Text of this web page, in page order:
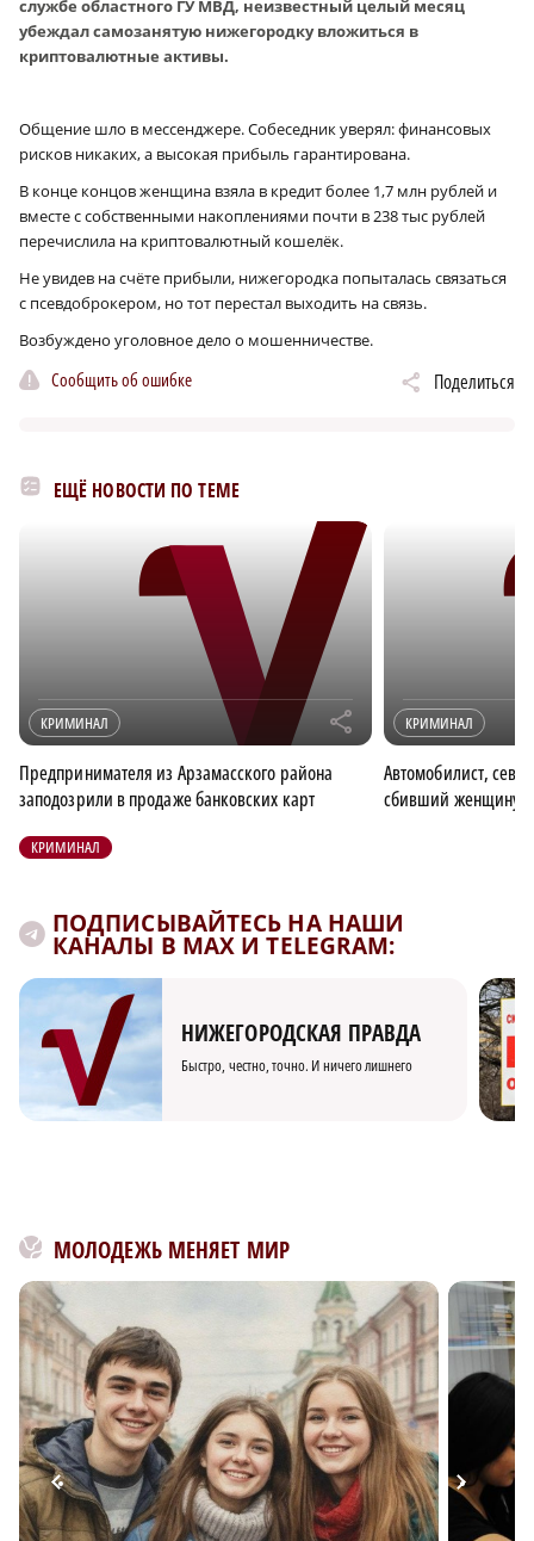
службе областного ГУ МВД, неизвестный целый месяц
убеждал самозанятую нижегородку вложиться в
криптовалютные активы.
Общение шло в мессенджере. Собеседник уверял: финансовых
рисков никаких, а высокая прибыль гарантирована.
В конце концов женщина взяла в кредит более 1,7 млн рублей и
вместе с собственными накоплениями почти в 238 тыс рублей
перечислила на криптовалютный кошелёк.
Не увидев на счёте прибыли, нижегородка попыталась связаться
с псевдоброкером, но тот перестал выходить на связь.
Возбуждено уголовное дело о мошенничестве.
Сообщить об ошибке Поделиться
ЕЩЁ НОВОСТИ ПО ТЕМЕ
КРИМИНАЛ r
Предпринимателя из Арзамасского района
заподозрили в продаже банковских карт
КРИМИНАЛ
Автомобилист,
сбивший женщину,
КРИМИНАЛ
ПОДПИСЫВАЙТЕСЬ НА НАШИ
КАНАЛЫ В MAX И TELEGRAM:
НИЖЕГОРОДСКАЯ ПРАВДА
Быстро, честно, точно. И ничего лишнего
МОЛОДЕЖЬ МЕНЯЕТ МИР